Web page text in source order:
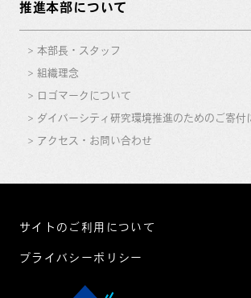
推進本部について
本部長・スタッフ
組織理念
ロゴマークについて
ダイバーシティ研究環境推進のためのご寄付
アクセス・お問い合わせ
サイトのご利用について
プライバシーポリシー